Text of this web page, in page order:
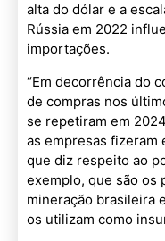
alta do dólar e a
Rússia em 2022
importações.
“Em decorrência do
de compras nos
se repetiram em
as empresas
que diz respeito ao
exemplo, que são os
mineração brasileira
os utilizam como